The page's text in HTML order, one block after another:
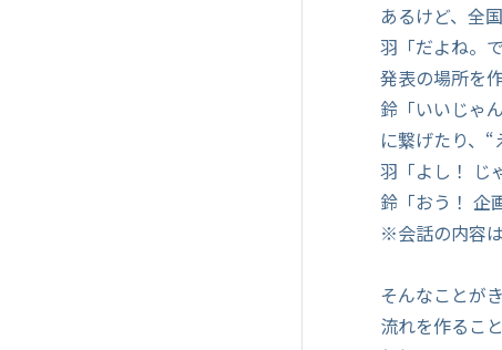
あるけど、全
羽「だよね。
発表の場所を
鈴「いいじゃ
に繋げたり、
羽「よし！ じ
鈴「おう！ 企
※会話の内容
そんなことが
流れを作るこ